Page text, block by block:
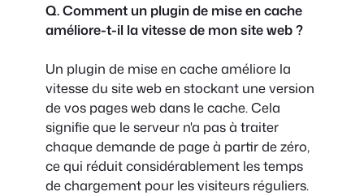
Q. Comment un plugin de mise en cache
améliore-t-il la vitesse de mon site web ?
Un plugin de mise en cache améliore la
vitesse du site web en stockant une version
de vos pages web dans le cache. Cela
signifie que le serveur n'a pas à traiter
chaque demande de page à partir de zéro,
ce qui réduit considérablement les temps
de chargement pour les visiteurs réguliers.